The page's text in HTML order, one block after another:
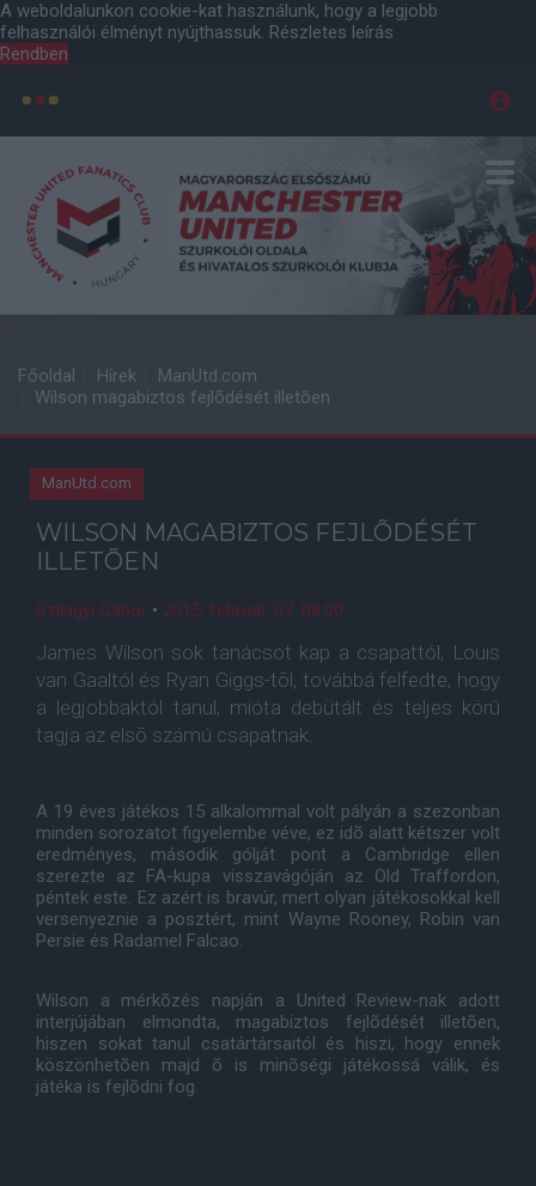
A weboldalunkon cookie-kat használunk, hogy a legjobb
felhasználói élményt nyújthassuk. Részletes leírás
Rendben
Főoldal Hírek
ManUtd.com
Wilson magabiztos fejlõdését illetõen
ManUtd.com
WILSON MAGABIZTOS FEJLÕDÉSÉT
ILLETÕEN
Szilágyi Gábor • 2015. február. 07. 08:00
James Wilson sok tanácsot kap a csapattól, Louis
van Gaaltól és Ryan Giggs-tõl, továbbá felfedte, hogy
a legjobbaktól tanul, mióta debütált és teljes körû
tagja az elsõ számú csapatnak.
A 19 éves játékos 15 alkalommal volt pályán a szezonban
minden sorozatot figyelembe véve, ez idõ alatt kétszer volt
eredményes, második gólját pont a Cambridge ellen
szerezte az FA-kupa visszavágóján az Old Traffordon,
péntek este. Ez azért is bravúr, mert olyan játékosokkal kell
versenyeznie a posztért, mint Wayne Rooney, Robin van
Persie és Radamel Falcao.
Wilson a mérkõzés napján a United Review-nak adott
interjújában elmondta, magabiztos fejlõdését illetõen,
hiszen sokat tanul csatártársaitól és hiszi, hogy ennek
köszönhetõen majd õ is minõségi játékossá válik, és
játéka is fejlõdni fog.